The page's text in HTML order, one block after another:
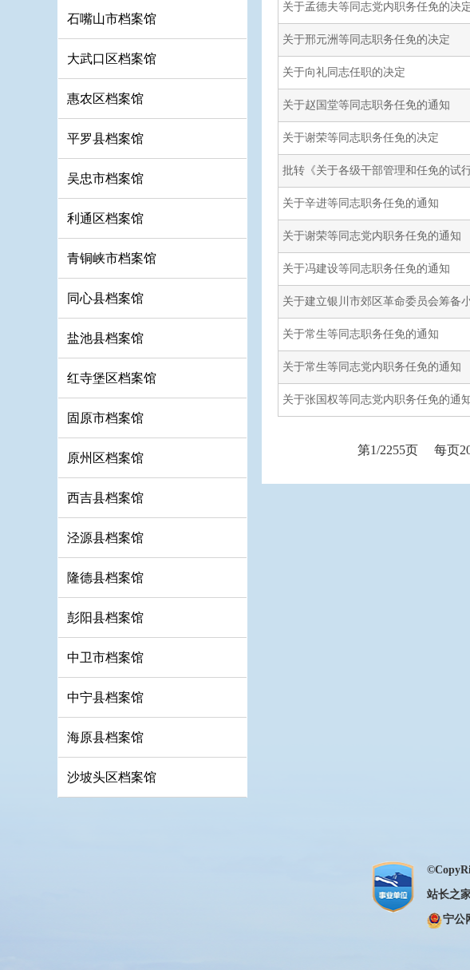
石嘴山市档案馆
大武口区档案馆
惠农区档案馆
平罗县档案馆
吴忠市档案馆
利通区档案馆
青铜峡市档案馆
同心县档案馆
盐池县档案馆
红寺堡区档案馆
固原市档案馆
原州区档案馆
西吉县档案馆
泾源县档案馆
隆德县档案馆
彭阳县档案馆
中卫市档案馆
中宁县档案馆
海原县档案馆
沙坡头区档案馆
关于孟德夫等同志党内职务任免的决
关于邢元洲等同志职务任免的决定
关于向礼同志任职的决定
关于赵国堂等同志职务任免的通知
关于谢荣等同志职务任免的决定
批转《关于各级干部管理和任免的试行
关于辛进等同志职务任免的通知
关于谢荣等同志党内职务任免的通知
关于冯建设等同志职务任免的通知
关于建立银川市郊区革命委员会筹备
关于常生等同志职务任免的通知
关于常生等同志党内职务任免的通知
关于张国权等同志党内职务任免的通
第1/2255页 每页
站长之
宁公